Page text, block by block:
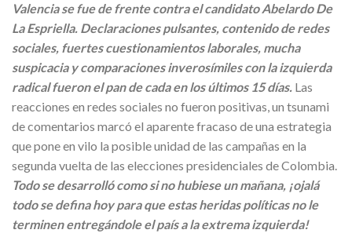
Valencia se fue de frente contra el candidato Abelardo De
La Espriella. Declaraciones pulsantes, contenido de redes
sociales, fuertes cuestionamientos laborales, mucha
suspicacia y comparaciones inverosímiles con la izquierda
radical fueron el pan de cada en los últimos 15 días. Las
reacciones en redes sociales no fueron positivas, un tsunami
de comentarios marcó el aparente fracaso de una estrategia
que pone en vilo la posible unidad de las campañas en la
segunda vuelta de las elecciones presidenciales de Colombia.
Todo se desarrolló como si no hubiese un mañana, ¡ojalá
todo se defina hoy para que estas heridas políticas no le
terminen entregándole el país a la extrema izquierda!